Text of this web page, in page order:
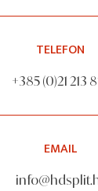
TELEFON
+385 (0)21 213
EMAIL